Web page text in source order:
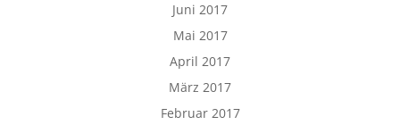
Juni 2017
Mai 2017
April 2017
März 2017
Februar 2017